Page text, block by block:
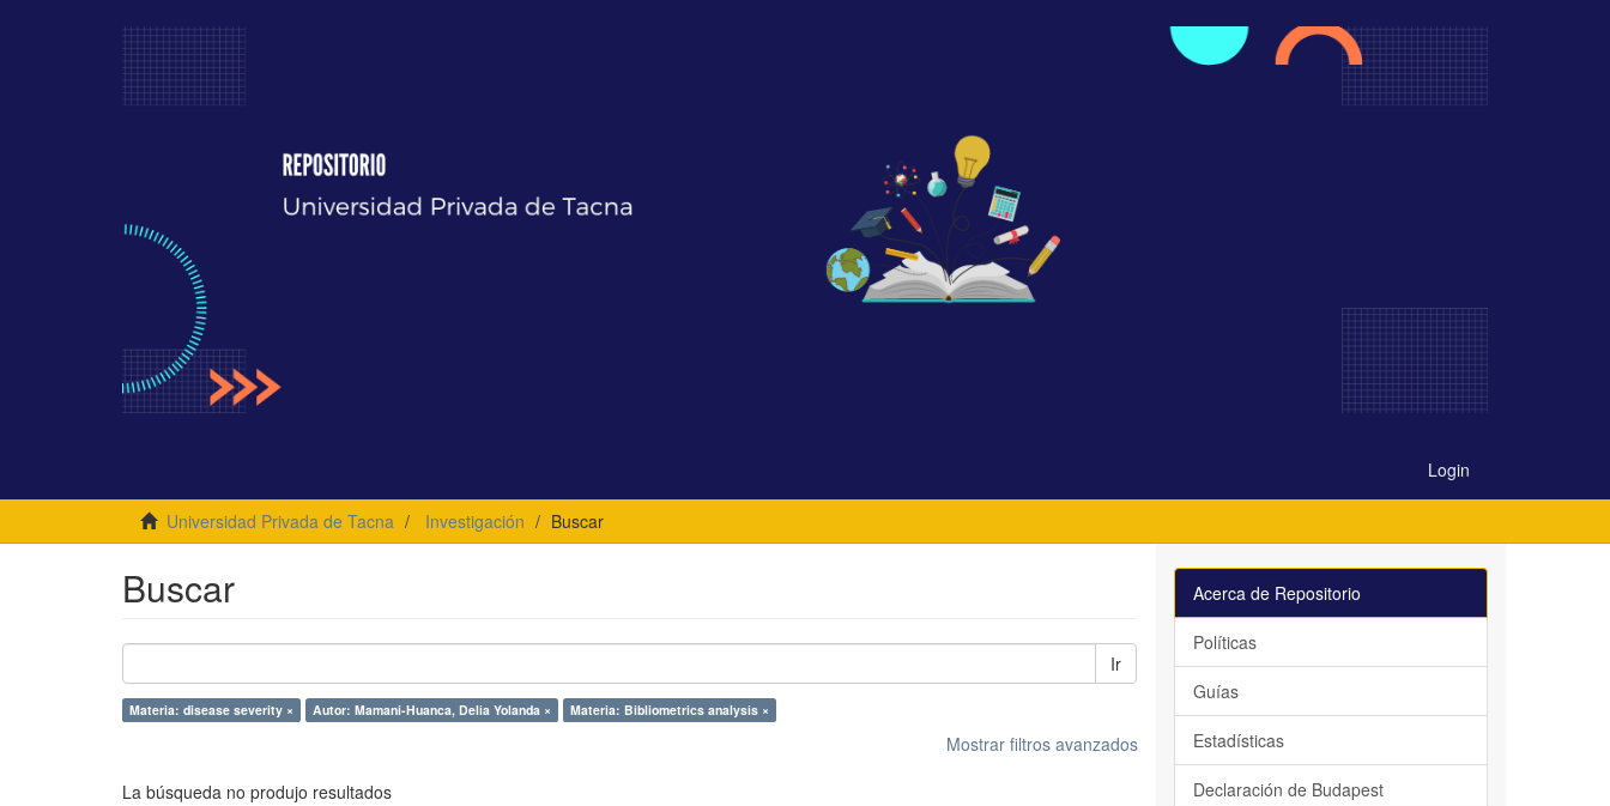
Login
Universidad Privada de Tacna Investigación Buscar
Buscar
Ir
Materia: disease severity × Autor: Mamani-Huanca, Delia Yolanda × Materia: Bibliometrics analysis ×
Mostrar filtros avanzados
La búsqueda no produjo resultados
Acerca de Repositorio
Políticas
Guías
Estadísticas
Declaración de Budapest